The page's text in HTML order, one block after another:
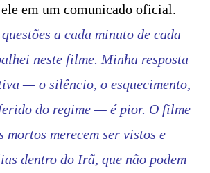
ele em um comunicado oficial.
questões a cada minuto de cada
neste filme. Minha resposta
— o silêncio, o esquecimento,
do regime — é pior. O filme
mortos merecem ser vistos e
dentro do Irã, que não podem